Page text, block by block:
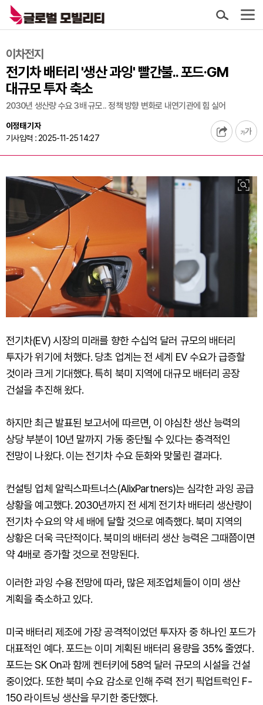
이차전지
전기차 배터리 '생산 과잉' 빨간불.. 포드·GM
대규모 투자 축소
2030년 생산량 수요 3배 규모.. 정책 방향 변화로 내연기관에 힘 실어
이정태 기자
기사입력 : 2025-11-25 14:27
전기차(EV) 시장의 미래를 향한 수십억 달러 규모의 배터리
투자가 위기에 처했다. 당초 업계는 전 세계 EV 수요가 급증할
것이라 크게 기대했다. 특히 북미 지역에 대규모 배터리 공장
건설을 추진해 왔다.
하지만 최근 발표된 보고서에 따르면, 이 야심찬 생산 능력의
상당 부분이 10년 말까지 가동 중단될 수 있다는 충격적인
전망이 나왔다. 이는 전기차 수요 둔화와 맞물린 결과다.
컨설팅 업체 알릭스파트너스(AlixPartners)는 심각한 과잉 공급
상황을 예고했다. 2030년까지 전 세계 전기차 배터리 생산량이
전기차 수요의 약 세 배에 달할 것으로 예측했다. 북미 지역의
상황은 더욱 극단적이다. 북미의 배터리 생산 능력은 그때쯤이면
약 4배로 증가할 것으로 전망된다.
이러한 과잉 수용 전망에 따라, 많은 제조업체들이 이미 생산
계획을 축소하고 있다.
미국 배터리 제조에 가장 공격적이었던 투자자 중 하나인 포드가
대표적인 예다. 포드는 이미 계획된 배터리 용량을 35% 줄였다.
포드는 SK On과 함께 켄터키에 58억 달러 규모의 시설을 건설
중이었다. 또한 북미 수요 감소로 인해 주력 전기 픽업트럭인 F-
150 라이트닝 생산을 무기한 중단했다.